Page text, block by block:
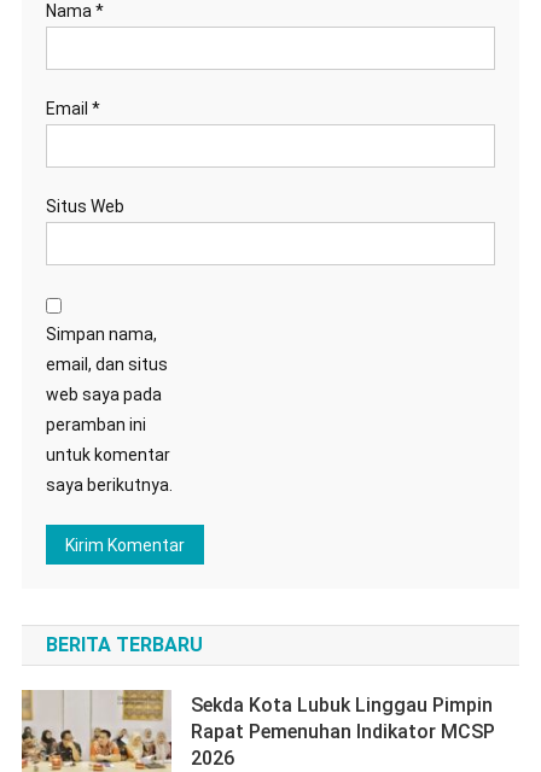
Nama*
Email *
Situs Web
Simpan nama,
email, dan situs
web saya pada
peramban ini
untuk komentar
saya berikutnya.
BERITA TERBARU
Sekda Kota Lubuk Linggau Pimpin
Rapat Pemenuhan Indikator MCSP
2026